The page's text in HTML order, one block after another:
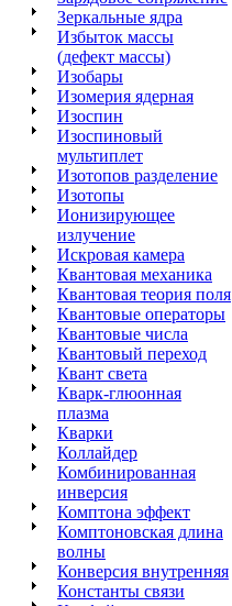
Зеркальные ядра
Избыток массы
(дефект массы)
Изобары
Изомерия ядерная
Изоспин
Изоспиновый
мультиплет
Изотопов разделение
Изотопы
Ионизирующее
излучение
Искровая камера
Квантовая механика
Квантовая теория поля
Квантовые операторы
Квантовые числа
Квантовый переход
Квант света
Кварк-глюонная
плазма
Кварки
Коллайдер
Комбинированная
инверсия
Комптона эффект
Комптоновская длина
волны
Конверсия внутренняя
Константы связи